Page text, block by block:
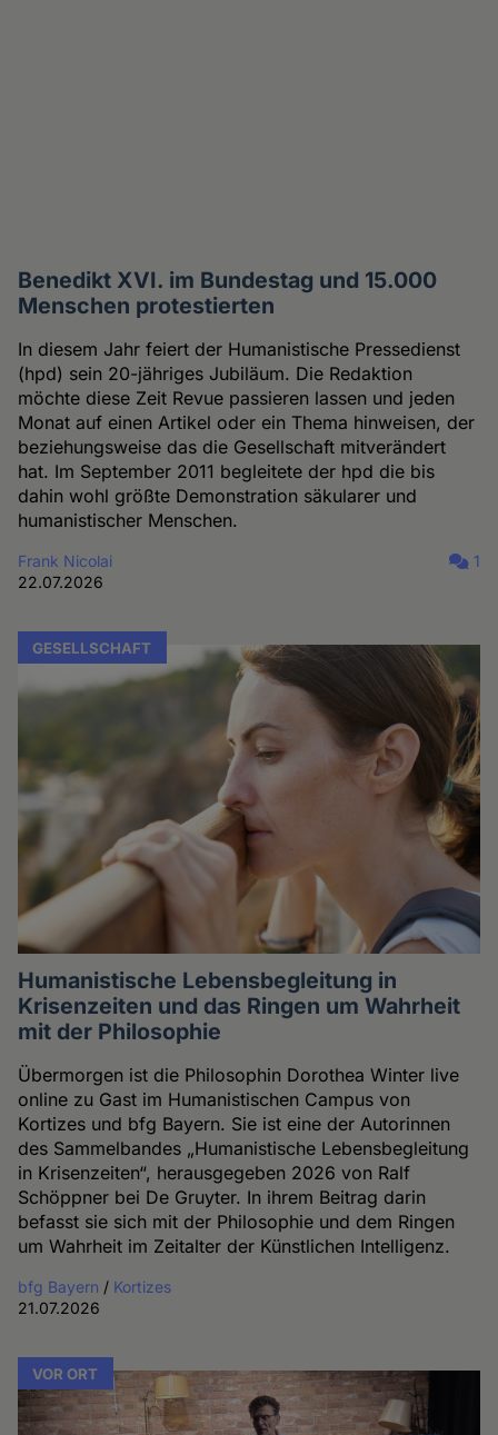
Benedikt XVI. im Bundestag und 15.000
Menschen protestierten
In diesem Jahr feiert der Humanistische Pressedienst
(hpd) sein 20-jähriges Jubiläum. Die Redaktion
möchte diese Zeit Revue passieren lassen und jeden
Monat auf einen Artikel oder ein Thema hinweisen, der
beziehungsweise das die Gesellschaft mitverändert
hat. Im September 2011 begleitete der hpd die bis
dahin wohl größte Demonstration säkularer und
humanistischer Menschen.
Frank Nicolai
22.07.2026
1
GESELLSCHAFT
Humanistische Lebensbegleitung in
Krisenzeiten und das Ringen um Wahrheit
mit der Philosophie
Übermorgen ist die Philosophin Dorothea Winter live
online zu Gast im Humanistischen Campus von
Kortizes und bfg Bayern. Sie ist eine der Autorinnen
des Sammelbandes „Humanistische Lebensbegleitung
in Krisenzeiten“, herausgegeben 2026 von Ralf
Schöppner bei De Gruyter. In ihrem Beitrag darin
befasst sie sich mit der Philosophie und dem Ringen
um Wahrheit im Zeitalter der Künstlichen Intelligenz.
bfg Bayern / Kortizes
21.07.2026
VOR ORT